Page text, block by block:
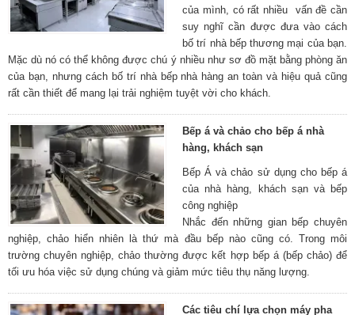
của mình, có rất nhiều vấn đề cần
suy nghĩ cần được đưa vào cách
bố trí nhà bếp thương mại của bạn.
Mặc dù nó có thể không được chú ý nhiều như sơ đồ mặt bằng phòng ăn
của bạn, nhưng cách bố trí nhà bếp nhà hàng an toàn và hiệu quả cũng
rất cần thiết để mang lại trải nghiệm tuyệt vời cho khách.
Bếp á và chảo cho bếp á nhà
hàng, khách sạn
Bếp Á và chảo sử dụng cho bếp á
của nhà hàng, khách sạn và bếp
công nghiệp
Nhắc đến những gian bếp chuyên
nghiệp, chảo hiển nhiên là thứ mà đầu bếp nào cũng có. Trong môi
trường chuyên nghiệp, chảo thường được kết hợp bếp á (bếp chảo) để
tối ưu hóa việc sử dụng chúng và giảm mức tiêu thụ năng lượng.
Các tiêu chí lựa chọn máy pha